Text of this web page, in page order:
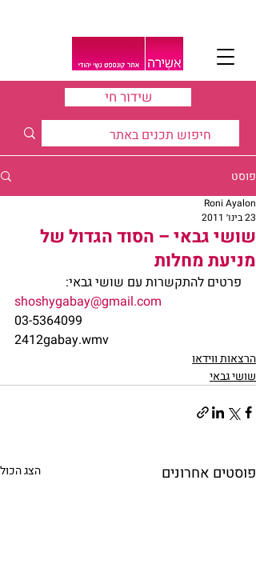
שידור חי
פוסט
שושי גבאי – הסוד הגדול של
מניעת מחלות
Roni Ayalon
23 בינו׳ 2011
פרטים להתקשרות עם שושי גבאי:
shoshygabay@gmail.com
03-5364099
2412gabay.wmv
הרצאות ווידאו
שושי גבאי
פוסטים אחרונים הצג הכול